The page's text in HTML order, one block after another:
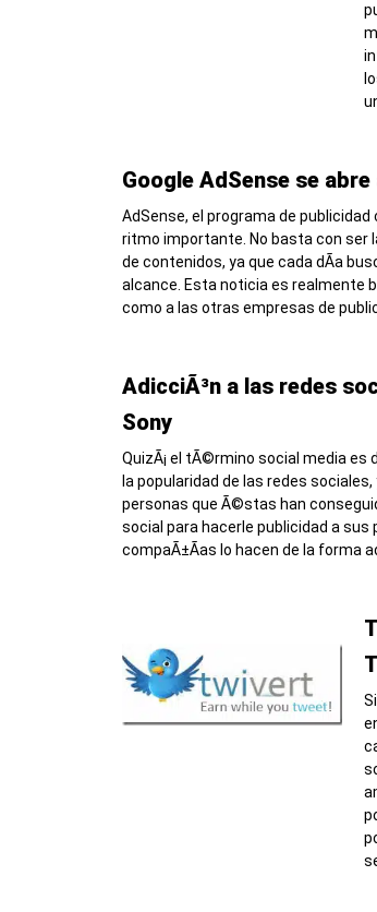
Google AdSense se
AdSense, el programa de
ritmo importante. No basta con ser
de contenidos, ya que cada dÃ­a
alcance. Esta noticia es realmente
como a las otras empresas de
AdicciÃ³n a las redes
Sony
QuizÃ¡ el tÃ©rmino social media es
la popularidad de las redes
personas que Ã©stas han
social para hacerle publicidad a
compaÃ±Ã­as lo hacen de la forma